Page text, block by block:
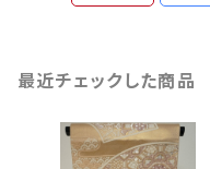
最近チェックした商品